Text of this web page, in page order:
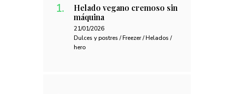
Helado vegano cremoso sin
máquina
21/01/2026
Dulces y postres / Freezer / Helados /
hero